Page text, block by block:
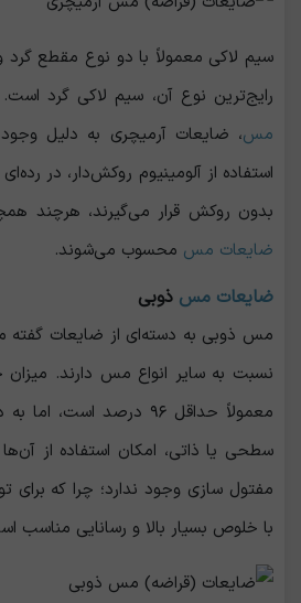
سیم لاکی معمولاً با دو نوع مقطع
رایج‌ترین نوع آن، سیم لاکی گرد
مس، ضایعات آرمیچری به دلیل
استفاده از آلومینیوم روکش‌دار، در
بدون روکش قرار می‌گیرند، هرچند
ضایعات مس محسوب می‌شوند.
ضایعات مس ذوبی
مس ذوبی به دسته‌ای از ضایعات
نسبت به سایر انواع مس دارند.
معمولاً حداقل ۹۶ درصد
سطحی یا ذاتی، امکان استفاده از
مفتول ‌سازی وجود ندارد؛ چرا که برای
با خلوص بسیار بالا و رسانایی مناسب